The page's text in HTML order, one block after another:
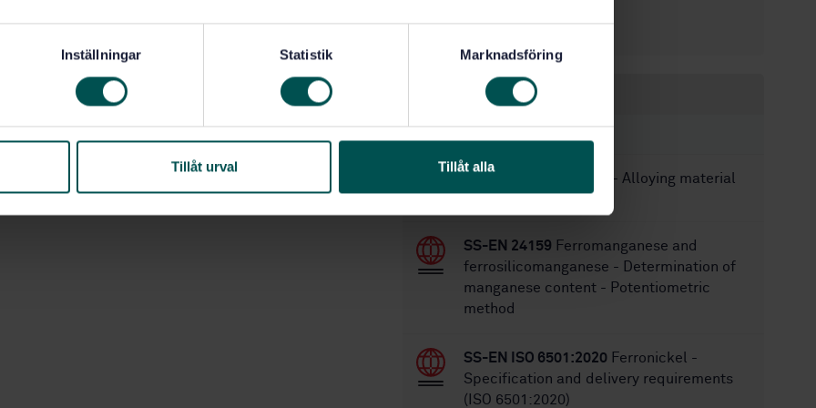
Inställningar Statistik Marknadsföring
Tillåt urval Tillåt alla
Within the same area
Aluminium - Alloying material
SS-EN 24159 Ferromanganese and
ferrosilicomanganese - Determination of
manganese content - Potentiometric
method
SS-EN ISO 6501:2020 Ferronickel -
Specification and delivery requirements
(ISO 6501:2020)